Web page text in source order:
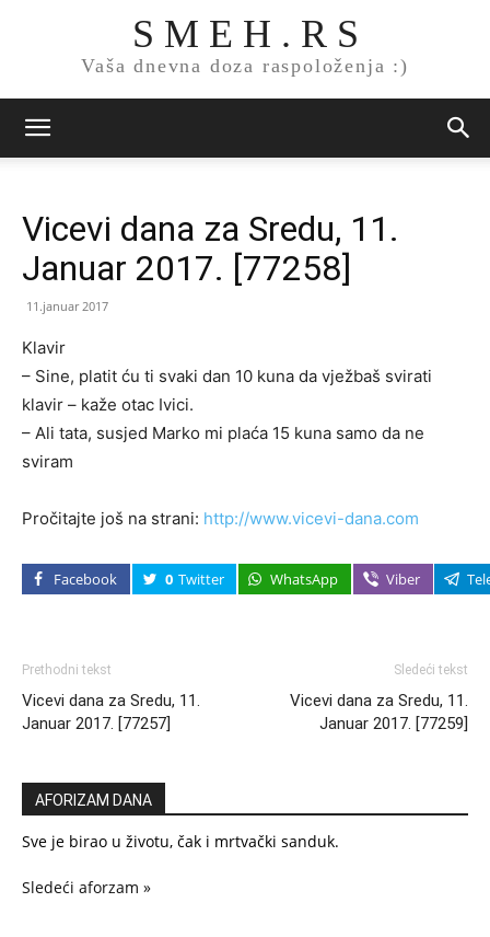
S M E H . R S
Vaša dnevna doza raspoloženja :)
Vicevi dana za Sredu, 11.
Januar 2017. [77258]
11.januar 2017
Klavir
– Sine, platit ću ti svaki dan 10 kuna da vježbaš svirati
klavir – kaže otac Ivici.
– Ali tata, susjed Marko mi plaća 15 kuna samo da ne
sviram
Pročitajte još na strani: http://www.vicevi-dana.com
Facebook 0 Twitter WhatsApp Viber
Prethodni tekst
Vicevi dana za Sredu, 11.
Januar 2017. [77257]
Sledeći tekst
Vicevi dana za Sredu, 11.
Januar 2017. [77259]
AFORIZAM DANA
Sve je birao u životu, čak i mrtvački sanduk.
Sledeći aforzam »